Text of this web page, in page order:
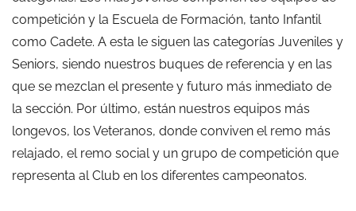
competición y la Escuela de Formación, tanto Infantil
como Cadete. A esta le siguen las categorías Juveniles y
Seniors, siendo nuestros buques de referencia y en las
que se mezclan el presente y futuro más inmediato de
la sección. Por último, están nuestros equipos más
longevos, los Veteranos, donde conviven el remo más
relajado, el remo social y un grupo de competición que
representa al Club en los diferentes campeonatos.